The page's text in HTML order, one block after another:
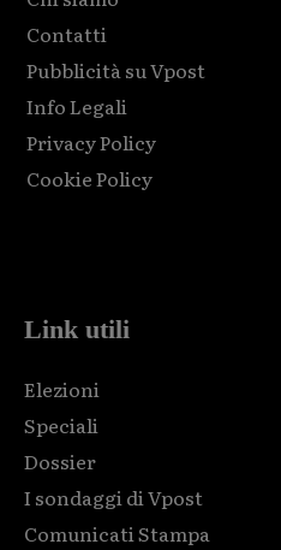
Contatti
Pubblicità su Vpost
Info Legali
Privacy Policy
Cookie Policy
Link utili
Elezioni
Speciali
Dossier
I sondaggi di Vpost
Comunicati Stampa